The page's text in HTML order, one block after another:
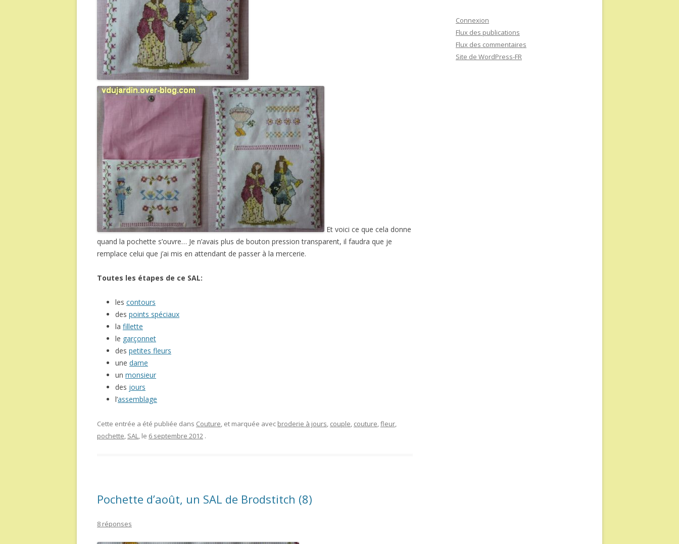
Et voici ce que cela donne
quand la pochette s’ouvre… Je n’avais plus de bouton pression transparent, il faudra que je
remplace celui que j’ai mis en attendant de passer à la mercerie.
Toutes les étapes de ce SAL:
les contours
des points spéciaux
la fillette
le garçonnet
des petites fleurs
une dame
un monsieur
des jours
l’assemblage
Cette entrée a été publiée dans Couture, et marquée avec broderie à jours, couple, couture,fleur,
pochette, SAL, le 6 septembre 2012 .
Pochette d’août, un SAL de Brodstitch (8)
8 réponses
Connexion
Flux des publications
Flux des commentaires
Site de WordPress-FR